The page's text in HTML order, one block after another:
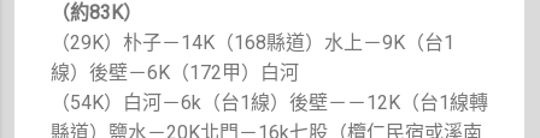
（約83K）
（29K）朴子－14K（168縣道）水上－9K（台1
線）後壁－6K（172甲）白河
（54K）白河－6k（台1線）後壁－－12K（台1線轉
縣道）鹽水－20K北門－16k七股（欖仁民宿或溪南